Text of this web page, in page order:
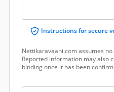
Instructions for secure
Nettikaravaani.com assumes
Reported information may also
binding once it has been